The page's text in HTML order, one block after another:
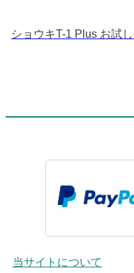
ショウキT-1 Plus お試
当サイトについて